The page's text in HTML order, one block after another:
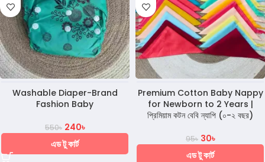
Washable Diaper-Brand
Fashion Baby
550৳ 240৳
এড টু কার্ট
Premium Cotton Baby Nappy
for Newborn to 2 Years |
প্রিমিয়াম কটন বেবি ন্যাপি (০-২ বছর)
95৳ 30৳
এড টু কার্ট